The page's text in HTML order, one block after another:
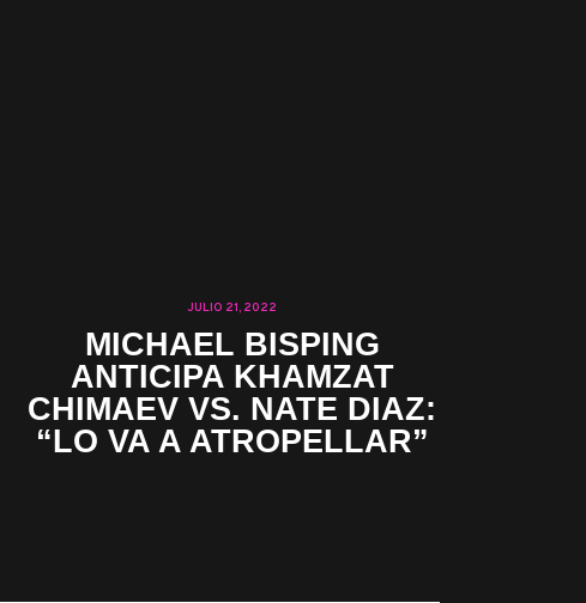
JULIO 21, 2022
MICHAEL BISPING
ANTICIPA KHAMZAT
CHIMAEV VS. NATE DIAZ:
“LO VA A ATROPELLAR”